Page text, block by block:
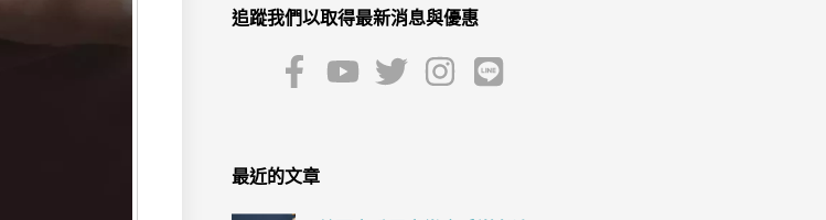
追蹤我們以取得最新消息與優惠
最近的文章